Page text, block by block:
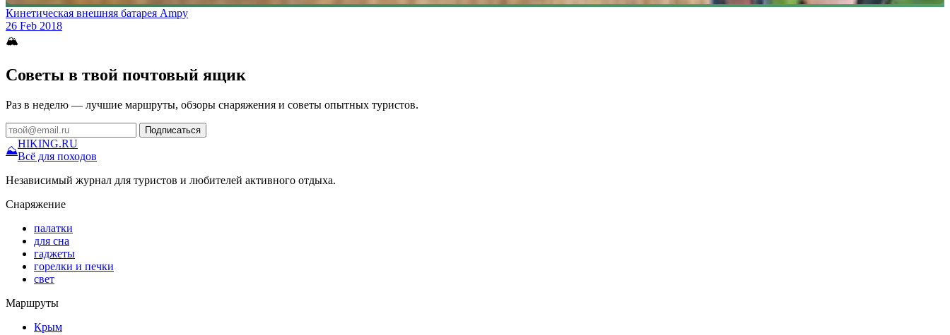
Кинетическая внешняя батарея Ampy
26 Feb 2018
🏔
Советы в твой почтовый ящик
Раз в неделю — лучшие маршруты, обзоры снаряжения и советы опытных туристов.
Подписаться
⛰
HIKING.RU
Всё для походов
Независимый журнал для туристов и любителей активного отдыха.
Снаряжение
палатки
для сна
гаджеты
горелки и печки
свет
Маршруты
Крым